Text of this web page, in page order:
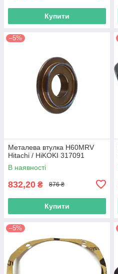
Купити
–5%
Металева втулка H60MRV
Hitachi / HiKOKI 317091
В наявності
832,20 ₴ 876 ₴
Купити
–5%